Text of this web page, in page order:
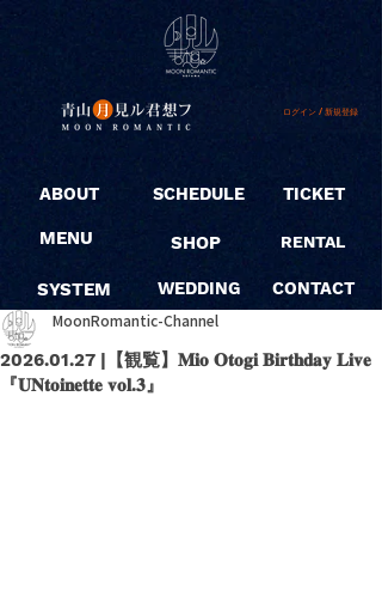
ログイン / 新規登録
ABOUT
MENU
SYSTEM
SCHEDULE
SHOP
WEDDING
TICKET
RENTAL
CONTACT
2026.01.27 |【観覧】𝐌𝐢𝐨 𝐎𝐭𝐨𝐠𝐢 𝐁𝐢𝐫𝐭𝐡𝐝𝐚𝐲 𝐋𝐢𝐯𝐞
『𝐔𝐍𝐭𝐨𝐢𝐧𝐞𝐭𝐭𝐞 𝐯𝐨𝐥.𝟑』
MoonRomantic-Channel